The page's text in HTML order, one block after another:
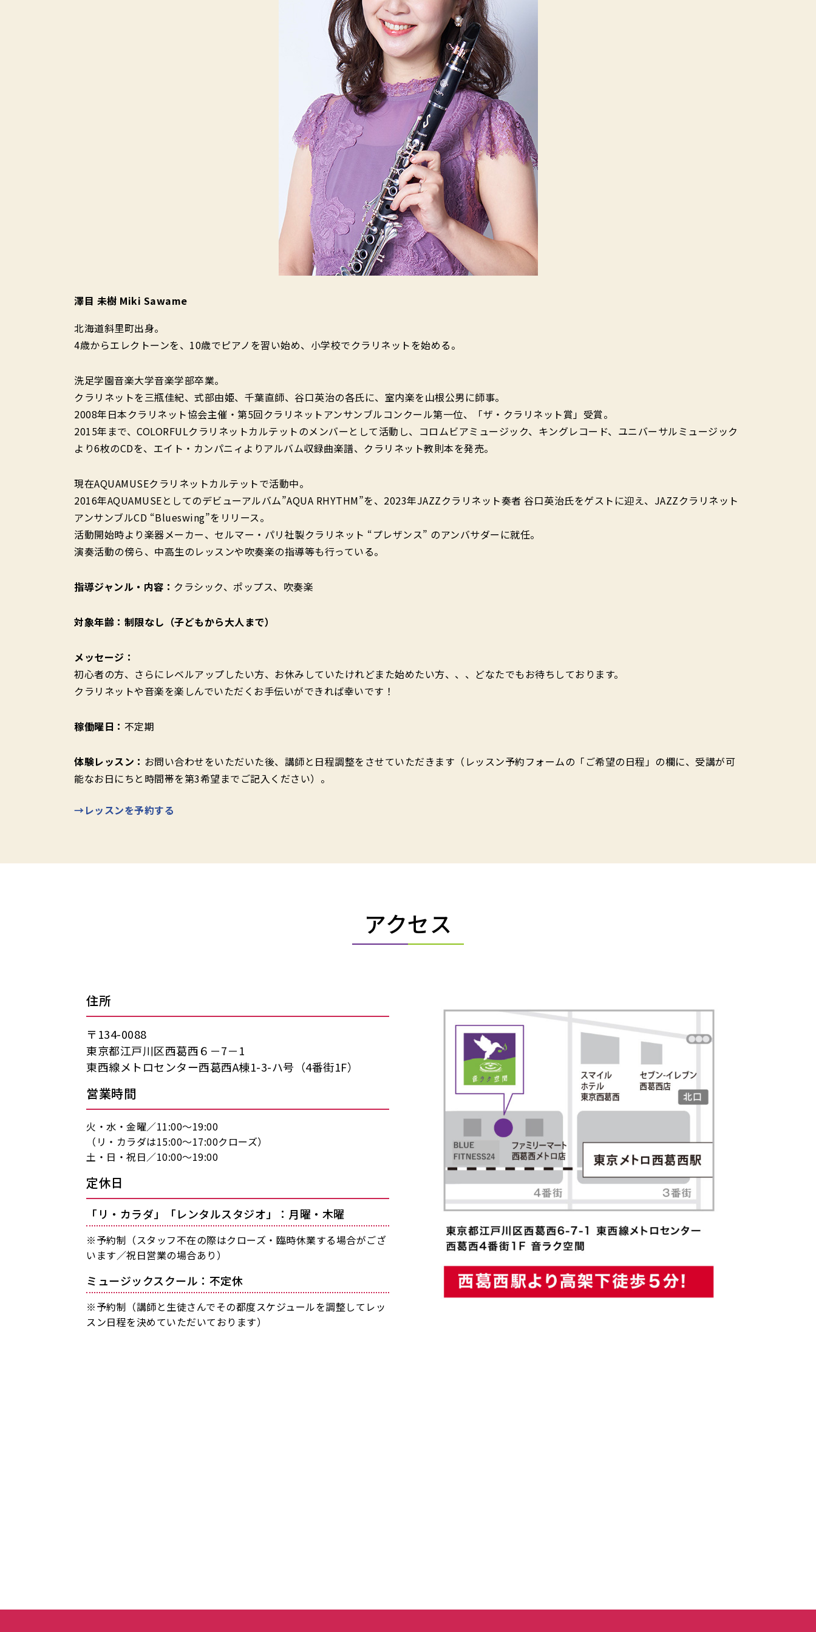
澤目 未樹 Miki Sawame
北海道斜里町出身。
4歳からエレクトーンを、10歳でピアノを習い始め、小学校でクラリネットを始める。
洗足学園音楽大学音楽学部卒業。
クラリネットを三瓶佳紀、式部由姫、千葉直師、谷口英治の各氏に、室内楽を山根公男に師事。
2008年日本クラリネット協会主催・第5回クラリネットアンサンブルコンクール第一位、「ザ・クラリネット賞」受賞。
2015年まで、COLORFULクラリネットカルテットのメンバーとして活動し、コロムビアミュージック、キングレコード、ユニバーサルミュージック
より6枚のCDを、エイト・カンパニィよりアルバム収録曲楽譜、クラリネット教則本を発売。
現在AQUAMUSEクラリネットカルテットで活動中。
2016年AQUAMUSEとしてのデビューアルバム”AQUA RHYTHM”を、2023年JAZZクラリネット奏者 谷口英治氏をゲストに迎え、JAZZクラリネット
アンサンブルCD “Blueswing”をリリース。
活動開始時より楽器メーカー、セルマー・パリ社製クラリネット “プレザンス” のアンバサダーに就任。
演奏活動の傍ら、中高生のレッスンや吹奏楽の指導等も行っている。
指導ジャンル・内容： クラシック、ポップス、吹奏楽
対象年齢：制限なし（子どもから大人まで）
メッセージ：
初心者の方、さらにレベルアップしたい方、お休みしていたけれどまた始めたい方、、、どなたでもお待ちしております。
クラリネットや音楽を楽しんでいただくお手伝いができれば幸いです！
稼働曜日： 不定期
体験レッスン： お問い合わせをいただいた後、講師と日程調整をさせていただきます（レッスン予約フォームの「ご希望の日程」の欄に、受講が可
能なお日にちと時間帯を第3希望までご記入ください）。
→レッスンを予約する
アクセス
住所
〒134-0088
東京都江戸川区西葛西６－7－1
東西線メトロセンター西葛西A棟1-3-ハ号（4番街1F）
営業時間
火・水・金曜／11:00〜19:00
（リ・カラダは15:00〜17:00クローズ）
土・日・祝日／10:00〜19:00
定休日
「リ・カラダ」「レンタルスタジオ」：月曜・木曜
※予約制（スタッフ不在の際はクローズ・臨時休業する場合がござ
います／祝日営業の場合あり）
ミュージックスクール：不定休
※予約制（講師と生徒さんでその都度スケジュールを調整してレッ
スン日程を決めていただいております）